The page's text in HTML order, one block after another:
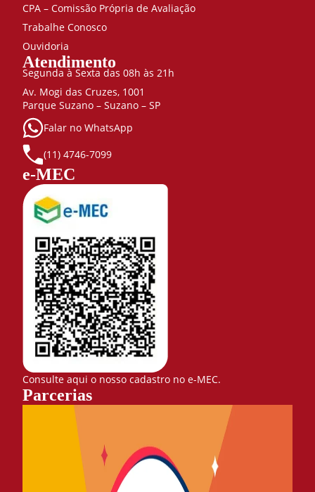
CPA – Comissão Própria de Avaliação
Trabalhe Conosco
Ouvidoria
Atendimento
Segunda à Sexta das 08h às 21h
Av. Mogi das Cruzes, 1001
Parque Suzano – Suzano – SP
Falar no WhatsApp
(11) 4746-7099
e-MEC
Consulte aqui o nosso cadastro no e-MEC.
Parcerias